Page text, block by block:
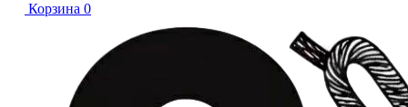
Корзина 0